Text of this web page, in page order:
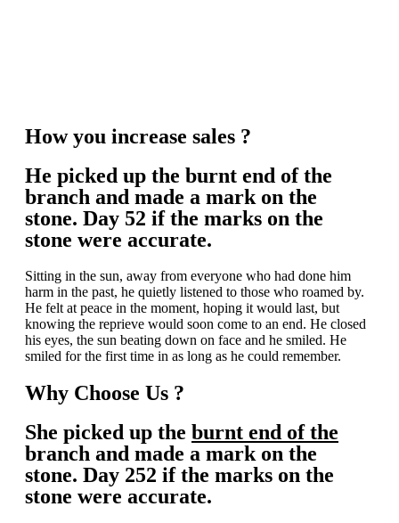
How you increase sales ?
He picked up the burnt end of the
branch and made a mark on the
stone. Day 52 if the marks on the
stone were accurate.
Sitting in the sun, away from everyone who had done him
harm in the past, he quietly listened to those who roamed by.
He felt at peace in the moment, hoping it would last, but
knowing the reprieve would soon come to an end. He closed
his eyes, the sun beating down on face and he smiled. He
smiled for the first time in as long as he could remember.
Why Choose Us ?
She picked up the burnt end of the
branch and made a mark on the
stone. Day 252 if the marks on the
stone were accurate.